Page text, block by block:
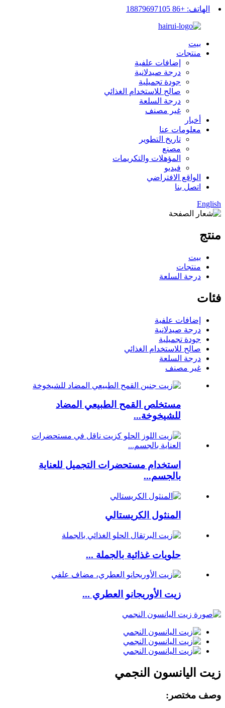
الهاتف: +86 18879697105
بيت
منتجات
إضافات علفية
درجة صيدلانية
جودة تجميلية
صالح للاستخدام الغذائي
درجة السلعة
غير مصنف
أخبار
معلومات عنا
تاريخ التطوير
مصنع
المؤهلات والتكريمات
فيديو
الواقع الافتراضي
اتصل بنا
English
منتج
بيت
منتجات
درجة السلعة
فئات
إضافات علفية
درجة صيدلانية
جودة تجميلية
صالح للاستخدام الغذائي
درجة السلعة
غير مصنف
مستخلص القمح الطبيعي المضاد
للشيخوخة...
استخدام مستحضرات التجميل للعناية
بالجسم...
المنثول الكريستالي
حلويات غذائية بالجملة ...
زيت الأوريجانو العطري ...
زيت اليانسون النجمي
وصف مختصر: